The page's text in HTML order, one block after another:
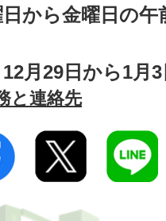
から金曜日の午
12月29日から1月
と連絡先